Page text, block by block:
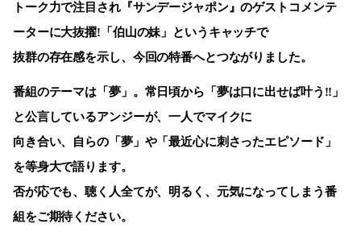
トーク力で注目され『サンデージャポン』のゲストコメンテ
ーターに大抜擢! 「伯山の妹」というキャッチで
抜群の存在感を示し、今回の特番へとつながりました。
番組のテーマは「夢」。常日頃から「夢は口に出せば叶う !! 」
と公言しているアンジーが、一人でマイクに
向き合い、自らの「夢」や「最近心に刺さったエピソード」
を等身大で語ります。
否が応でも、聴く人全てが、明るく、元気になってしまう番
組をご期待ください。